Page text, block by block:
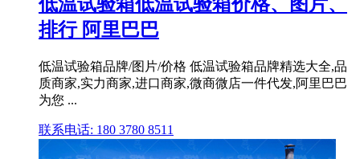
低温试验箱低温试验箱价格、图片、
排行 阿里巴巴
低温试验箱品牌/图片/价格 低温试验箱品牌精选大全,品
质商家,实力商家,进口商家,微商微店一件代发,阿里巴巴
为您 ...
联系电话: 180 3780 8511